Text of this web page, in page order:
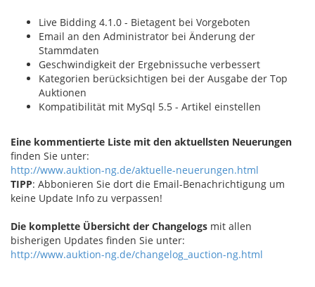
Live Bidding 4.1.0 - Bietagent bei Vorgeboten
Email an den Administrator bei Änderung der
Stammdaten
Geschwindigkeit der Ergebnissuche verbessert
Kategorien berücksichtigen bei der Ausgabe der Top
Auktionen
Kompatibilität mit MySql 5.5 - Artikel einstellen
Eine kommentierte Liste mit den aktuellsten Neuerungen
finden Sie unter:
http://www.auktion-ng.de/aktuelle-neuerungen.html
TIPP: Abbonieren Sie dort die Email-Benachrichtigung um
keine Update Info zu verpassen!
Die komplette Übersicht der Changelogs mit allen
bisherigen Updates finden Sie unter:
http://www.auktion-ng.de/changelog_auction-ng.html